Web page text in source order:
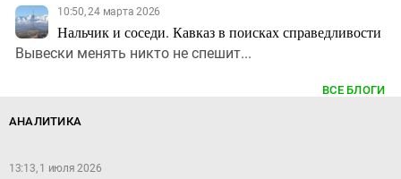
10:50, 24 марта 2026
Нальчик и соседи. Кавказ в поисках справедливости
Вывески менять никто не спешит...
ВСЕ БЛОГИ
АНАЛИТИКА
13:13, 1 июля 2026